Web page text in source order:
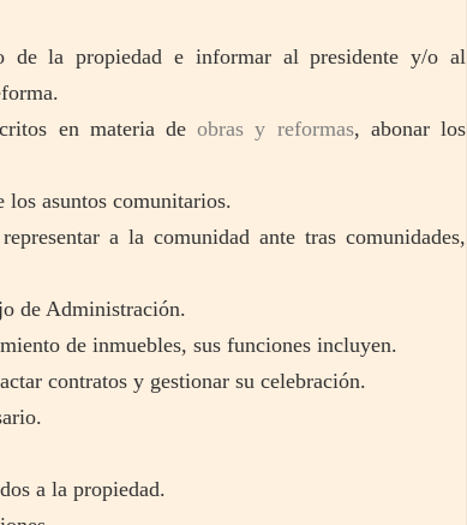
de la propiedad e informar al presidente y/o al
en materia deobras y reformas, abonar los
los asuntos comunitarios.
a la comunidad ante tras comunidades,
de Administración.
de inmuebles, sus funciones incluyen.
contratos y gestionar su celebración.
a la propiedad.